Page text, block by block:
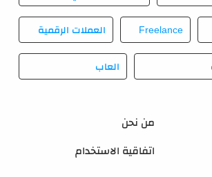
من نحن
اتفاقية الاستخدام
Freelance العملات الرقمية
العاب